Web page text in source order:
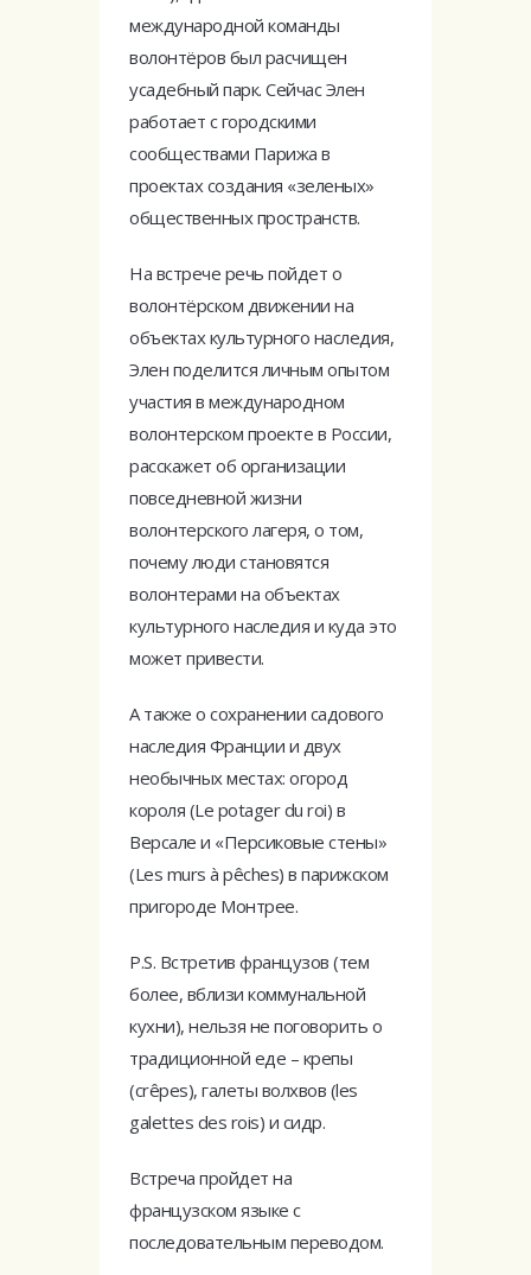
международной команды
волонтёров был расчищен
усадебный парк. Сейчас Элен
работает с городскими
сообществами Парижа в
проектах создания «зеленых»
общественных пространств.
На встрече речь пойдет о
волонтёрском движении на
объектах культурного наследия,
Элен поделится личным опытом
участия в международном
волонтерском проекте в России,
расскажет об организации
повседневной жизни
волонтерского лагеря, о том,
почему люди становятся
волонтерами на объектах
культурного наследия и куда это
может привести.
А также о сохранении садового
наследия Франции и двух
необычных местах: огород
короля (Le potager du roi) в
Версале и «Персиковые стены»
(Les murs à pêches) в парижском
пригороде Монтрее.
P.S. Встретив французов (тем
более, вблизи коммунальной
кухни), нельзя не поговорить о
традиционной еде – крепы
(crêpes), галеты волхвов (les
galettes des rois) и сидр.
Встреча пройдет на
французском языке с
последовательным переводом.